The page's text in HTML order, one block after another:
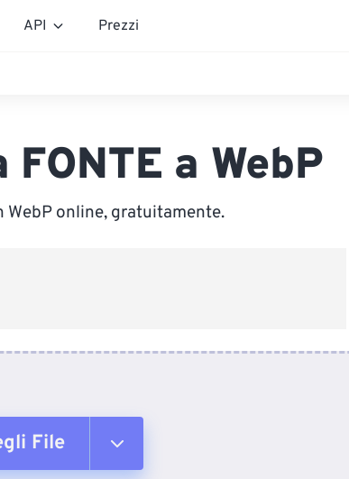
API Prezzi
FONTE a WebP
WebP online, gratuitamente.
File